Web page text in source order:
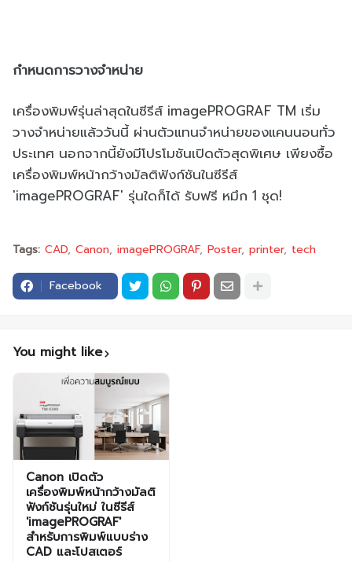
กำหนดการวางจำหน่าย
เครื่องพิมพ์รุ่นล่าสุดในซีรีส์ imagePROGRAF TM เริ่ม
วางจำหน่ายแล้ววันนี้ ผ่านตัวแทนจำหน่ายของแคนนอนทั่ว
ประเทศ นอกจากนี้ยังมีโปรโมชันเปิดตัวสุดพิเศษ เพียงซื้อ
เครื่องพิมพ์หน้ากว้างมัลติฟังก์ชันในซีรีส์
'imagePROGRAF' รุ่นใดก็ได้ รับฟรี หมึก 1 ชุด!
Tags: CAD Canon imagePROGRAF Poster printer tech
Facebook
You might like
Canon เปิดตัว
เครื่องพิมพ์หน้ากว้างมัลติ
ฟังก์ชันรุ่นใหม่ ในซีรีส์
'imagePROGRAF'
สำหรับการพิมพ์แบบร่าง
CAD และโปสเตอร์